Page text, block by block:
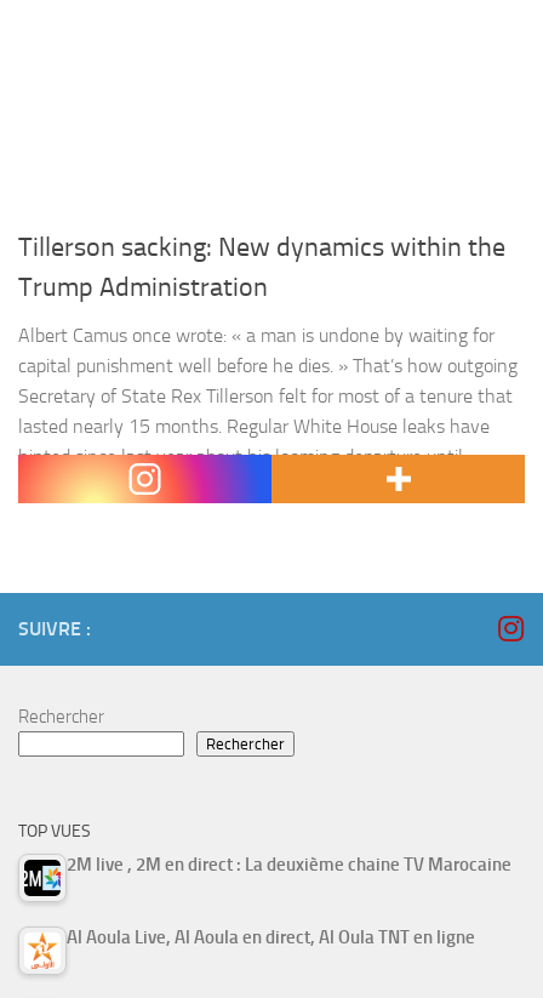
Tillerson sacking: New dynamics within the
Trump Administration
Albert Camus once wrote: « a man is undone by waiting for
capital punishment well before he dies. » That’s how outgoing
Secretary of State Rex Tillerson felt for most of a tenure that
lasted nearly 15 months. Regular White House leaks have
hinted since last year about his looming departure until
President Donald Trump pulled the…
SUIVRE :
Rechercher
Rechercher
TOP VUES
2M live , 2M en direct : La deuxième chaine TV Marocaine
Al Aoula Live, Al Aoula en direct, Al Oula TNT en ligne